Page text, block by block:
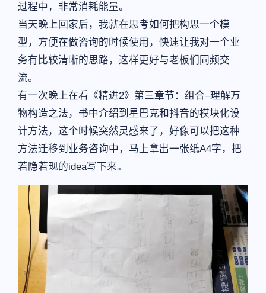
过程中，非常消耗能量。
当天晚上回家后，我就在思考如何把构思一个模
型，方便在做咨询的时候使用，快速让我对一个业
务有比较清晰的思路，这样更好与老板们同频交
流。
有一次晚上在看《精进2》第三章节：组合–理解万
物构造之法，书中介绍到星巴克和抖音的模块化设
计方法，这个时候突然灵感来了，好像可以把这种
方法迁移到业务咨询中，马上拿出一张纸A4字，把
若隐若现的idea写下来。